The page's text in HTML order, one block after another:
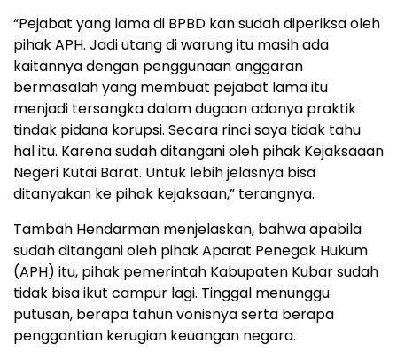
“Pejabat yang lama di BPBD kan sudah diperiksa oleh
pihak APH. Jadi utang di warung itu masih ada
kaitannya dengan penggunaan anggaran
bermasalah yang membuat pejabat lama itu
menjadi tersangka dalam dugaan adanya praktik
tindak pidana korupsi. Secara rinci saya tidak tahu
hal itu. Karena sudah ditangani oleh pihak Kejaksaaan
Negeri Kutai Barat. Untuk lebih jelasnya bisa
ditanyakan ke pihak kejaksaan,” terangnya.
Tambah Hendarman menjelaskan, bahwa apabila
sudah ditangani oleh pihak Aparat Penegak Hukum
(APH) itu, pihak pemerintah Kabupaten Kubar sudah
tidak bisa ikut campur lagi. Tinggal menunggu
putusan, berapa tahun vonisnya serta berapa
penggantian kerugian keuangan negara.